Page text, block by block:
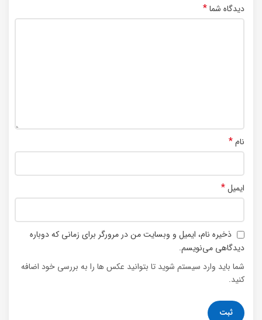
دیدگاه شما*
نام*
ایمیل*
ذخیره نام، ایمیل و وبسایت من در مرورگر برای زمانی که دوباره
دیدگاهی می‌نویسم.
شما باید وارد سیستم شوید تا بتوانید عکس ها را به بررسی خود اضافه
کنید.